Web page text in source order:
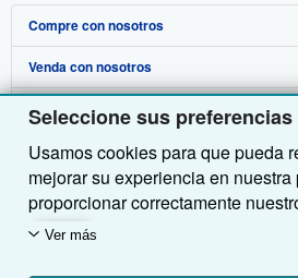
Seleccione sus
Usamos cookies para que pueda
mejorar su experiencia en nuestra
proporcionar correctamente
utilizamos cookies para
Ver más
Compre con nosotros
Búsqueda avanzada
Colecciones
Mi cuenta
Mis pedidos
Ver carrito
Venda con nosotros
Comenzar a vender
Únase a nuestro programa de afiliados
Recomiende un vendedor
Sobre nosotros
Sobre IberLibro
Medios
Empleo
Política de Privacidad
Obtener Ayuda
Preguntas frecuentes y guías
Atención al Cliente
Otras compañías de AbeBooks
AbeBooks.com
AbeBooks.co.uk
Siga a IberLibro